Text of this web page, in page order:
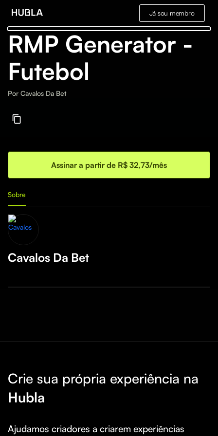
Já sou membro
RMP Generator -
Futebol
Por Cavalos Da Bet
Assinar a partir de R$ 32,73/mês
Sobre
Cavalos Da Bet
Crie sua própria experiência na
Hubla
Ajudamos criadores a criarem experiências